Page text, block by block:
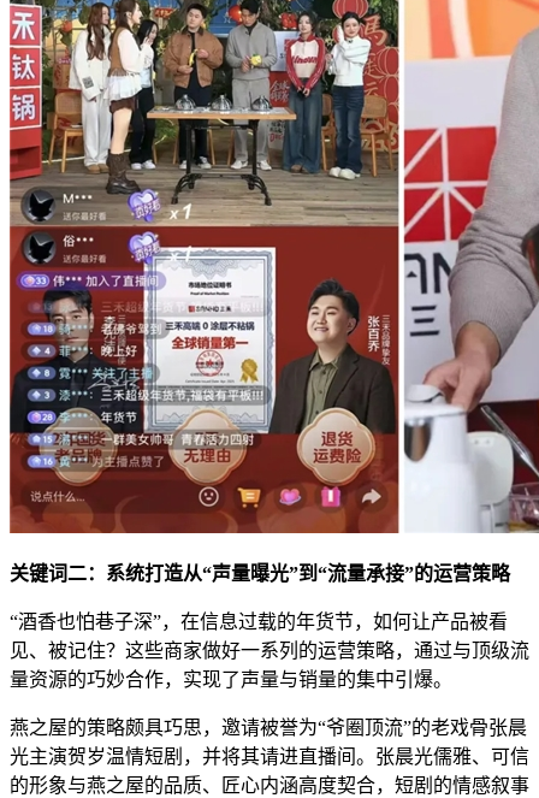
关键词二：系统打造从“声量曝光”到“流量承接”的运营策略
“酒香也怕巷子深”，在信息过载的年货节，如何让产品被看
见、被记住？这些商家做好一系列的运营策略，通过与顶级流
量资源的巧妙合作，实现了声量与销量的集中引爆。
燕之屋的策略颇具巧思，邀请被誉为“爷圈顶流”的老戏骨张晨
光主演贺岁温情短剧，并将其请进直播间。张晨光儒雅、可信
的形象与燕之屋的品质、匠心内涵高度契合，短剧的情感叙事